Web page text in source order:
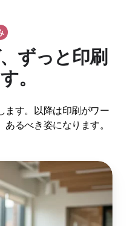
ずっと印刷
。
ます。以降は印刷がワー
るべき姿になります。